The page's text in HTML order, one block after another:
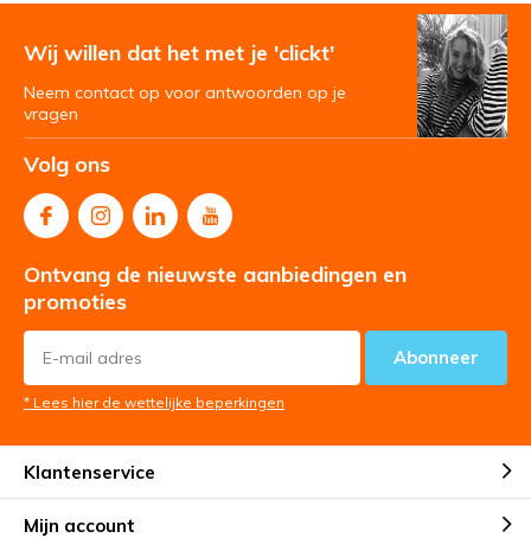
Wij willen dat het met je 'clickt'
Neem contact op voor antwoorden op je
vragen
Volg ons
Ontvang de nieuwste aanbiedingen en
promoties
Abonneer
* Lees hier de wettelijke beperkingen
Klantenservice
Mijn account